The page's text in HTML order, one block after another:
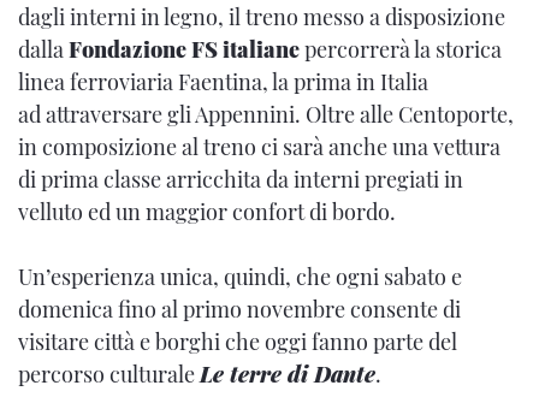
dagli interni in legno, il treno messo a disposizione
dalla Fondazione FS italianepercorrerà la storica
linea ferroviaria Faentina, la prima in Italia
ad attraversare gli Appennini. Oltre alle Centoporte,
in composizione al treno ci sarà anche una vettura
di prima classe arricchita da interni pregiati in
velluto ed un maggior confort di bordo.
Un’esperienza unica, quindi, che ogni sabato e
domenica fino al primo novembre consente di
visitare città e borghi che oggi fanno parte del
percorso culturale Le terre di Dante.